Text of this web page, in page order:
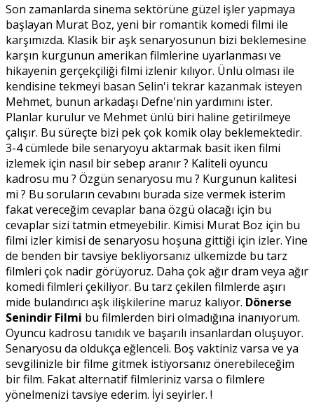
Son zamanlarda sinema sektörüne güzel işler yapmaya
başlayan Murat Boz, yeni bir romantik komedi filmi ile
karşımızda. Klasik bir aşk senaryosunun bizi beklemesine
karşın kurgunun amerikan filmlerine uyarlanması ve
hikayenin gerçekçiliği filmi izlenir kılıyor. Ünlü olması ile
kendisine tekmeyi basan Selin'i tekrar kazanmak isteyen
Mehmet, bunun arkadaşı Defne'nin yardımını ister.
Planlar kurulur ve Mehmet ünlü biri haline getirilmeye
çalışır. Bu süreçte bizi pek çok komik olay beklemektedir.
3-4 cümlede bile senaryoyu aktarmak basit iken filmi
izlemek için nasıl bir sebep aranır ? Kaliteli oyuncu
kadrosu mu ? Özgün senaryosu mu ? Kurgunun kalitesi
mi ? Bu soruların cevabını burada size vermek isterim
fakat vereceğim cevaplar bana özgü olacağı için bu
cevaplar sizi tatmin etmeyebilir. Kimisi Murat Boz için bu
filmi izler kimisi de senaryosu hoşuna gittiği için izler. Yine
de benden bir tavsiye bekliyorsanız ülkemizde bu tarz
filmleri çok nadir görüyoruz. Daha çok ağır dram veya ağır
komedi filmleri çekiliyor. Bu tarz çekilen filmlerde aşırı
mide bulandırıcı aşk ilişkilerine maruz kalıyor. Dönerse
Senindir Filmi bu filmlerden biri olmadığına inanıyorum.
Oyuncu kadrosu tanıdık ve başarılı insanlardan oluşuyor.
Senaryosu da oldukça eğlenceli. Boş vaktiniz varsa ve ya
sevgilinizle bir filme gitmek istiyorsanız önerebileceğim
bir film. Fakat alternatif filmleriniz varsa o filmlere
yönelmenizi tavsiye ederim. İyi seyirler. !